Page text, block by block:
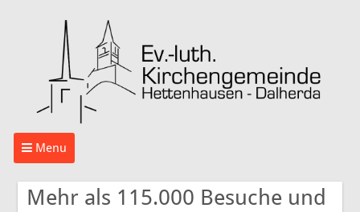
Menu
Mehr als 115.000 Besuche und